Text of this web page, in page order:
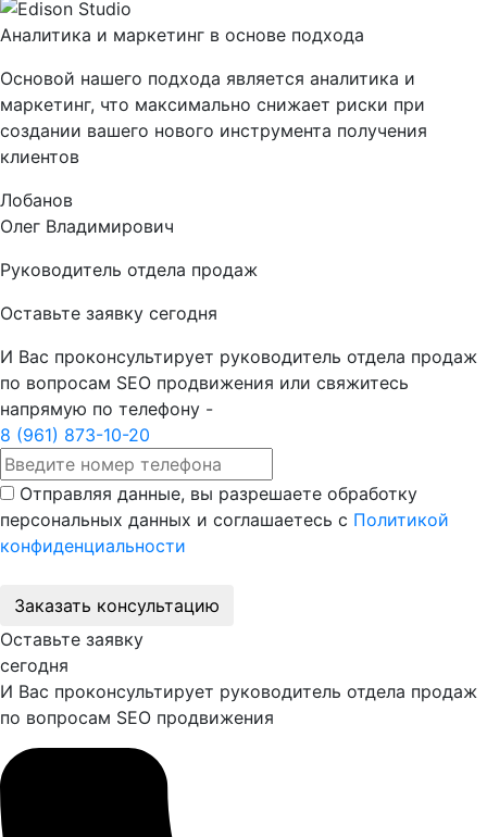
Аналитика и маркетинг в основе подхода
Основой нашего подхода является аналитика и
маркетинг, что максимально снижает риски при
создании вашего нового инструмента получения
клиентов
Лобанов
Олег Владимирович
Руководитель отдела продаж
Оставьте заявку сегодня
И Вас проконсультирует руководитель отдела продаж
по вопросам SEO продвижения или свяжитесь
напрямую по телефону -
8 (961) 873-10-20
Отправляя данные, вы разрешаете обработку
персональных данных и соглашаетесь с Политикой
конфиденциальности
Заказать консультацию
Оставьте заявку
сегодня
И Вас проконсультирует руководитель отдела продаж
по вопросам SEO продвижения